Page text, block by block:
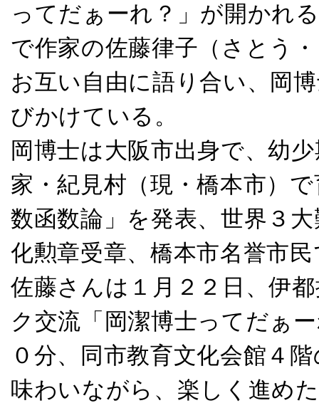
ってだぁーれ？」が開かれ
で作家の佐藤律子（さとう
お互い自由に語り合い、岡
びかけている。
岡博士は大阪市出身で、幼
家・紀見村（現・橋本市）
数函数論」を発表、世界３
化勲章受章、橋本市名誉市
佐藤さんは１月２２日、伊
ク交流「岡潔博士ってだぁ
０分、同市教育文化会館４
味わいながら、楽しく進め